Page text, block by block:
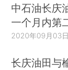
中石油长庆
一个月内第
2020年09月03日
长庆油田与